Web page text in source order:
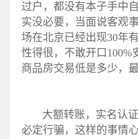
过户，都没有本子手中
实没必要，当面说客观
场在北京已经出现30年
性得很，不敢开口100%
商品房交易低是多少，
大额转账，实名认证
必定行骗，这样的事情